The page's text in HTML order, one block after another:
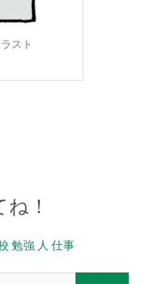
スト
！
勉強 人 仕事